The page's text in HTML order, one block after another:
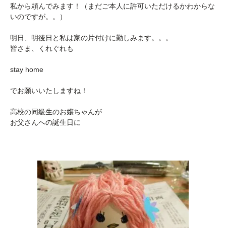
私から頼んでみます！（まだご本人に許可いただけるかわからな
いのですが。。）
明日、明後日と私は家の片付けに勤しみます。。。
皆さま、くれぐれも
stay home
でお願いいたしますね！
高校の同級生のお嬢ちゃんが
お父さんへの誕生日に